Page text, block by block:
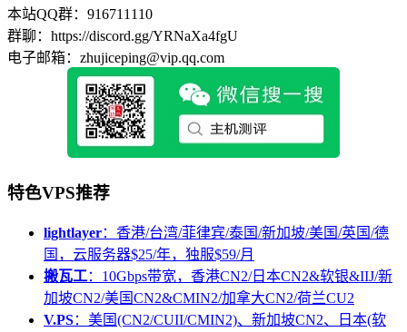
本站QQ群：916711110
群聊：https://discord.gg/YRNaXa4fgU
电子邮箱：zhujiceping@vip.qq.com
特色VPS推荐
lightlayer：香港/台湾/菲律宾/泰国/新加坡/美国/英国/德
国，云服务器$25/年，独服$59/月
搬瓦工：10Gbps带宽，香港CN2/日本CN2&软银&IIJ/新
加坡CN2/美国CN2&CMIN2/加拿大CN2/荷兰CU2
V.PS：美国(CN2/CUII/CMIN2)、新加坡CN2、日本(软